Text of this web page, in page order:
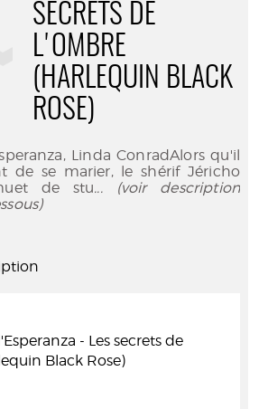
SECRETS DE
L'OMBRE
(HARLEQUIN BLACK
ROSE)
Linda ConradAlors qu'il
de se marier, le shérif Jéricho
de stu... (voir description
- Les secrets de
Black Rose)